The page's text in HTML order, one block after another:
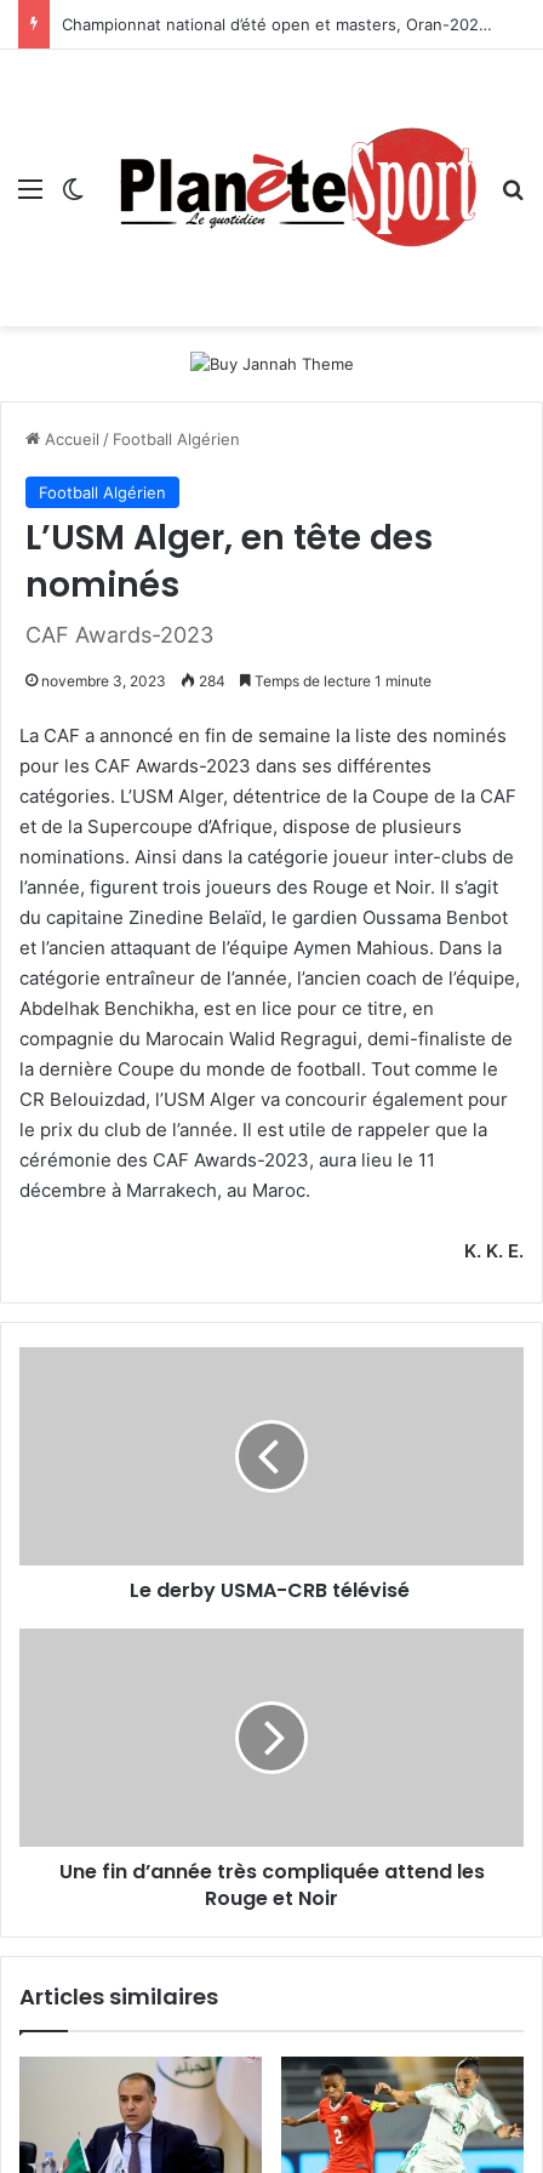
Championnat national d’été open et masters, Oran-2026 — Le CRB s’adjuge le titre
Menu Switch skin
Accueil / Football Algérien
Football Algérien
L’USM Alger, en tête des
nominés
CAF Awards-2023
novembre 3, 2023 284 Temps de lecture 1 minute
La CAF a annoncé en fin de semaine la liste des nominés
pour les CAF Awards-2023 dans ses différentes
catégories. L’USM Alger, détentrice de la Coupe de la CAF
et de la Supercoupe d’Afrique, dispose de plusieurs
nominations. Ainsi dans la catégorie joueur inter-clubs de
l’année, figurent trois joueurs des Rouge et Noir. Il s’agit
du capitaine Zinedine Belaïd, le gardien Oussama Benbot
et l’ancien attaquant de l’équipe Aymen Mahious. Dans la
catégorie entraîneur de l’année, l’ancien coach de l’équipe,
Abdelhak Benchikha, est en lice pour ce titre, en
compagnie du Marocain Walid Regragui, demi-finaliste de
la dernière Coupe du monde de football. Tout comme le
CR Belouizdad, l’USM Alger va concourir également pour
le prix du club de l’année. Il est utile de rappeler que la
cérémonie des CAF Awards-2023, aura lieu le 11
décembre à Marrakech, au Maroc.
K. K. E.
Le derby USMA-CRB télévisé
et
Une fin d’année très compliquée attend les
Rouge et Noir
Articles similaires